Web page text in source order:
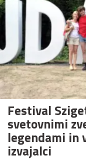
Festival
svetovnimi
legendami in
izvajalci